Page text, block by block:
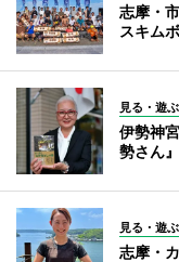
志摩・
スキム
見る・遊ぶ
伊勢神
勢さん
見る・遊ぶ
志摩・